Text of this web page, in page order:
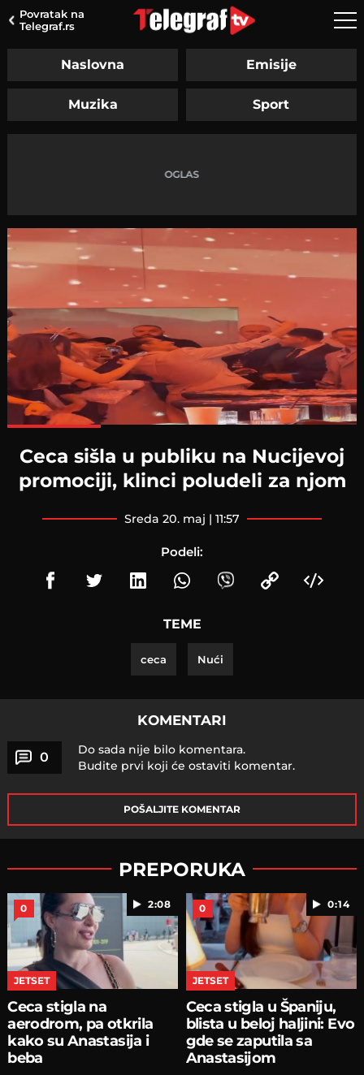
Povratak na
Telegraf.rs
Naslovna Emisije
Muzika Sport
Ceca sišla u publiku na Nucijevoj
promociji, klinci poludeli za njom
sreda 20. maj | 11:57
Podeli:
TEME
ceca Nući
KOMENTARI
0
Do sada nije bilo komentara.
Budite prvi koji će ostaviti komentar.
POŠALJITE KOMENTAR
PREPORUKA
2:08
0
JETSET
Ceca stigla na
aerodrom, pa otkrila
kako su Anastasija i
beba
0:14
0
JETSET
Ceca stigla u Španiju,
blista u beloj haljini: Evo
gde se zaputila sa
Anastasijom